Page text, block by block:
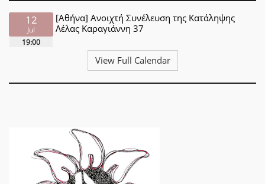
12
Jul
19:00
[Αθήνα] Ανοιχτή Συνέλευση της Κατάληψης
Λέλας Καραγιάννη 37
View Full Calendar